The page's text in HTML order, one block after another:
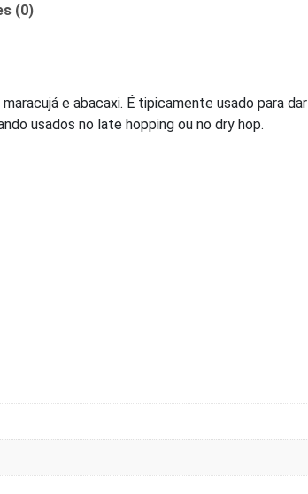
(0)
e abacaxi. É tipicamente usado para dar
usados no late hopping ou no dry hop.